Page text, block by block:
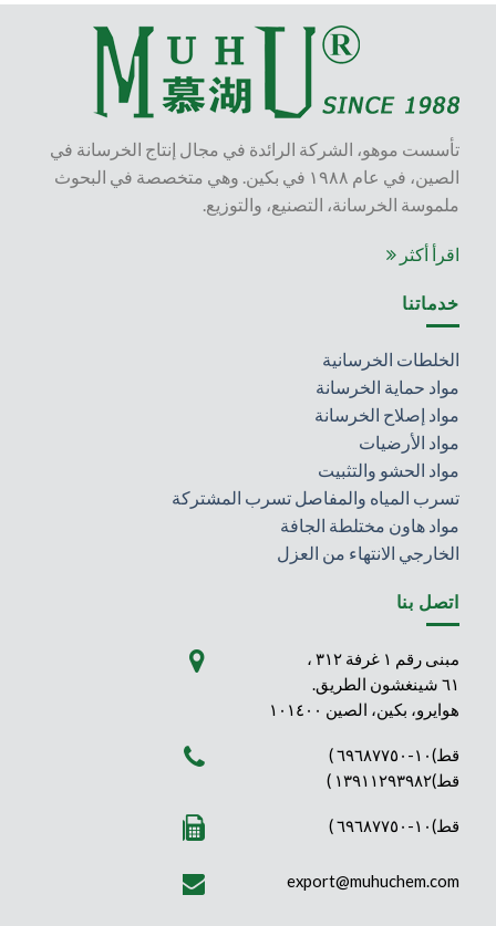
تأسست موهو، الشركة الرائدة في مجال إنتاج الخرسانة في
الصين، في عام ١٩٨٨ في بكين. وهي متخصصة في البحوث
ملموسة الخرسانة، التصنيع، والتوزيع.
اقرأ أكثر
خدماتنا
الخلطات الخرسانية
مواد حماية الخرسانة
مواد إصلاح الخرسانة
مواد الأرضيات
مواد الحشو والتثبيت
تسرب المياه والمفاصل تسرب المشتركة
مواد هاون مختلطة الجافة
الخارجي الانتهاء من العزل
اتصل بنا
مبنى رقم ١ غرفة ٣١٢ ،
٦١ شينغشون الطريق.
هوايرو، بكين، الصين ١٠١٤٠٠
قط)١٠-٦٩٦٨٧٧٥٠ )
قط)١٣٩١١٢٩٣٩٨٢ )
قط)١٠-٦٩٦٨٧٧٥٠ )
export@muhuchem.com